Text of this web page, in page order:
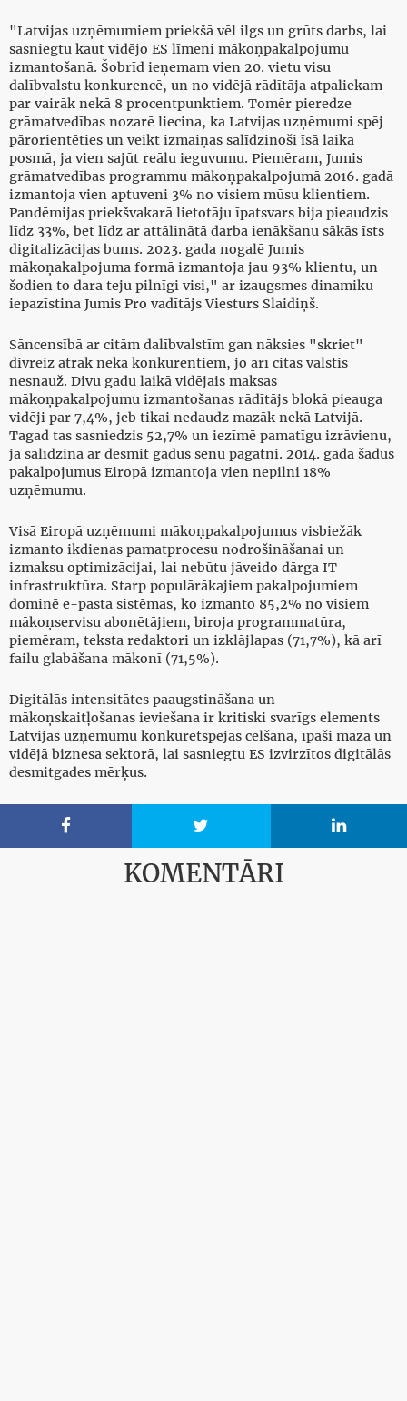
"Latvijas uzņēmumiem priekšā vēl ilgs un grūts darbs, lai
sasniegtu kaut vidējo ES līmeni mākoņpakalpojumu
izmantošanā. Šobrīd ieņemam vien 20. vietu visu
dalībvalstu konkurencē, un no vidējā rādītāja atpaliekam
par vairāk nekā 8 procentpunktiem. Tomēr pieredze
grāmatvedības nozarē liecina, ka Latvijas uzņēmumi spēj
pārorientēties un veikt izmaiņas salīdzinoši īsā laika
posmā, ja vien sajūt reālu ieguvumu. Piemēram, Jumis
grāmatvedības programmu mākoņpakalpojumā 2016. gadā
izmantoja vien aptuveni 3% no visiem mūsu klientiem.
Pandēmijas priekšvakarā lietotāju īpatsvars bija pieaudzis
līdz 33%, bet līdz ar attālinātā darba ienākšanu sākās īsts
digitalizācijas bums. 2023. gada nogalē Jumis
mākoņakalpojuma formā izmantoja jau 93% klientu, un
šodien to dara teju pilnīgi visi," ar izaugsmes dinamiku
iepazīstina Jumis Pro vadītājs Viesturs Slaidiņš.
Sāncensībā ar citām dalībvalstīm gan nāksies "skriet"
divreiz ātrāk nekā konkurentiem, jo arī citas valstis
nesnauž. Divu gadu laikā vidējais maksas
mākoņpakalpojumu izmantošanas rādītājs blokā pieauga
vidēji par 7,4%, jeb tikai nedaudz mazāk nekā Latvijā.
Tagad tas sasniedzis 52,7% un iezīmē pamatīgu izrāvienu,
ja salīdzina ar desmit gadus senu pagātni. 2014. gadā šādus
pakalpojumus Eiropā izmantoja vien nepilni 18%
uzņēmumu.
Visā Eiropā uzņēmumi mākoņpakalpojumus visbiežāk
izmanto ikdienas pamatprocesu nodrošināšanai un
izmaksu optimizācijai, lai nebūtu jāveido dārga IT
infrastruktūra. Starp populārākajiem pakalpojumiem
dominē e-pasta sistēmas, ko izmanto 85,2% no visiem
mākoņservisu abonētājiem, biroja programmatūra,
piemēram, teksta redaktori un izklājlapas (71,7%), kā arī
failu glabāšana mākonī (71,5%).
Digitālās intensitātes paaugstināšana un
mākoņskaitļošanas ieviešana ir kritiski svarīgs elements
Latvijas uzņēmumu konkurētspējas celšanā, īpaši mazā un
vidējā biznesa sektorā, lai sasniegtu ES izvirzītos digitālās
desmitgades mērķus.
  
KOMENTĀRI